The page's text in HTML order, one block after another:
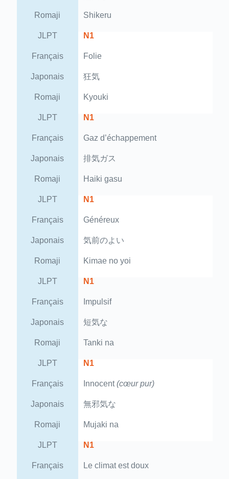
Romaji Shikeru
JLPT N1
Français Folie
Japonais 狂気
Romaji Kyouki
JLPT N1
Français Gaz d’échappement
Japonais 排気ガス
Romaji Haiki gasu
JLPT N1
Français Généreux
Japonais 気前のよい
Romaji Kimae no yoi
JLPT N1
Français Impulsif
Japonais 短気な
Romaji Tanki na
JLPT N1
Français Innocent(cœur pur)
Japonais 無邪気な
Romaji Mujaki na
JLPT N1
Français Le climat est doux